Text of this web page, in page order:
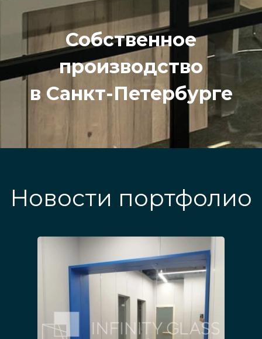
Собственное
производство
в Санкт-Петербурге
Новости портфолио